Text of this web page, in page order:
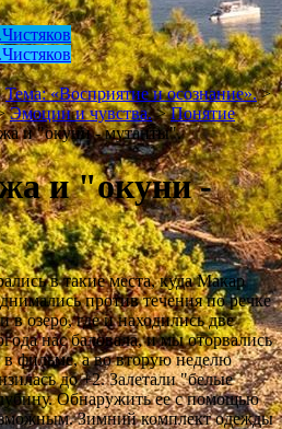
Тема: «Восприятие и осознание». >
Эмоции и чувства. > Понятие
и "окуни - мутанты".
и "окуни -
в такие места, куда Макар
против течения по речке
в озеро, где и находились две
нас баловала, и мы оторвались
в фильме, а во вторую неделю
до +2. Залетали "белые
Обнаружить ее с помощью
Зимний комплект одежды